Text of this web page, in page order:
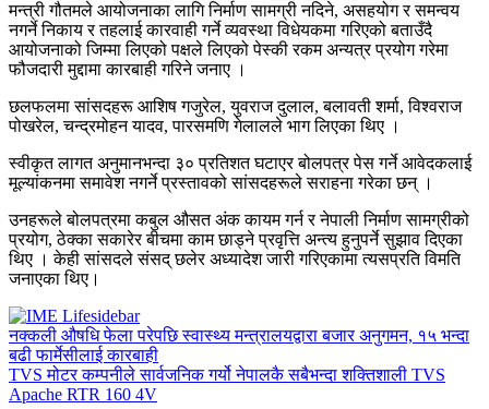
मन्त्री गौतमले आयोजनाका लागि निर्माण सामग्री नदिने, असहयोग र समन्वय
नगर्ने निकाय र तहलाई कारवाही गर्ने व्यवस्था विधेयकमा गरिएको बताउँदै
आयोजनाको जिम्मा लिएको पक्षले लिएको पेस्की रकम अन्यत्र प्रयोग गरेमा
फौजदारी मुद्दामा कारबाही गरिने जनाए ।
छलफलमा सांसदहरू आशिष गजुरेल, युवराज दुलाल, बलावती शर्मा, विश्वराज
पोखरेल, चन्द्रमोहन यादव, पारसमणि गेलालले भाग लिएका थिए ।
स्वीकृत लागत अनुमानभन्दा ३० प्रतिशत घटाएर बोलपत्र पेस गर्ने आवेदकलाई
मूल्यांकनमा समावेश नगर्ने प्रस्तावको सांसदहरूले सराहना गरेका छन् ।
उनहरूले बोलपत्रमा कबुल औसत अंक कायम गर्न र नेपाली निर्माण सामग्रीको
प्रयोग, ठेक्का सकारेर बीचमा काम छाड्ने प्रवृत्ति अन्त्य हुनुपर्ने सुझाव दिएका
थिए । केही सांसदले संसद् छलेर अध्यादेश जारी गरिएकामा त्यसप्रति विमति
जनाएका थिए।
नक्कली औषधि फेला परेपछि स्वास्थ्य मन्त्रालयद्वारा बजार अनुगमन, १५ भन्दा
बढी फार्मेसीलाई कारबाही
TVS मोटर कम्पनीले सार्वजनिक गर्यो नेपालकै सबैभन्दा शक्तिशाली TVS
Apache RTR 160 4V